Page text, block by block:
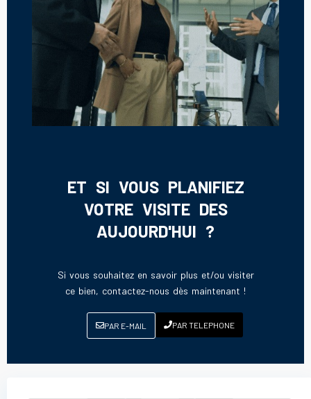
ET SI VOUS PLANIFIEZ
VOTRE VISITE DES
AUJOURD'HUI ?
Si vous souhaitez en savoir plus et/ou visiter
ce bien, contactez-nous dès maintenant !
PAR E-MAIL PAR TELEPHONE